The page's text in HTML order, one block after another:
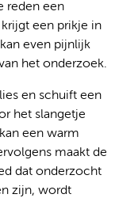
reden een
een prikje in
even pijnlijk
het onderzoek.
en schuift een
het slangetje
een warm
maakt de
dat onderzocht
zijn, wordt